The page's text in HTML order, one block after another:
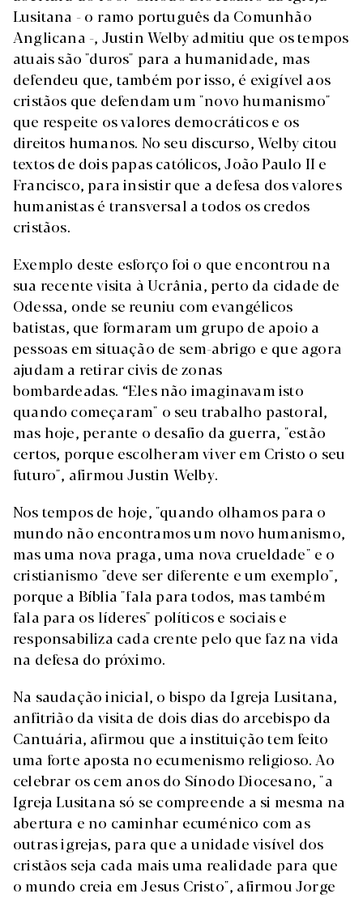
Lusitana - o ramo português da Comunhão
Anglicana -, Justin Welby admitiu que os tempos
atuais são "duros" para a humanidade, mas
defendeu que, também por isso, é exigível aos
cristãos que defendam um "novo humanismo"
que respeite os valores democráticos e os
direitos humanos. No seu discurso, Welby citou
textos de dois papas católicos, João Paulo II e
Francisco, para insistir que a defesa dos valores
humanistas é transversal a todos os credos
cristãos.
Exemplo deste esforço foi o que encontrou na
sua recente visita à Ucrânia, perto da cidade de
Odessa, onde se reuniu com evangélicos
batistas, que formaram um grupo de apoio a
pessoas em situação de sem-abrigo e que agora
ajudam a retirar civis de zonas
bombardeadas. “Eles não imaginavam isto
quando começaram" o seu trabalho pastoral,
mas hoje, perante o desafio da guerra, "estão
certos, porque escolheram viver em Cristo o seu
futuro", afirmou Justin Welby.
Nos tempos de hoje, "quando olhamos para o
mundo não encontramos um novo humanismo,
mas uma nova praga, uma nova crueldade" e o
cristianismo "deve ser diferente e um exemplo",
porque a Bíblia "fala para todos, mas também
fala para os líderes" políticos e sociais e
responsabiliza cada crente pelo que faz na vida
na defesa do próximo.
Na saudação inicial, o bispo da Igreja Lusitana,
anfitrião da visita de dois dias do arcebispo da
Cantuária, afirmou que a instituição tem feito
uma forte aposta no ecumenismo religioso. Ao
celebrar os cem anos do Sínodo Diocesano, "a
Igreja Lusitana só se compreende a si mesma na
abertura e no caminhar ecuménico com as
outras igrejas, para que a unidade visível dos
cristãos seja cada mais uma realidade para que
o mundo creia em Jesus Cristo", afirmou Jorge